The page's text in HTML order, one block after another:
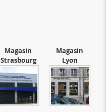
Magasin
Strasbourg
Magasin
Lyon